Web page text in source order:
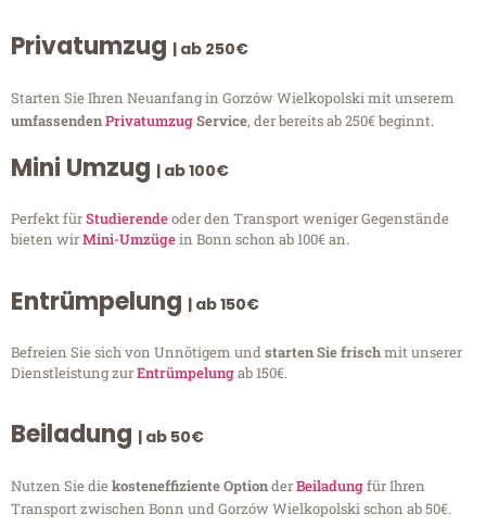
Privatumzug | ab 250€
Starten Sie Ihren Neuanfang in Gorzów Wielkopolski mit unserem
umfassendenPrivatumzugService, der bereits ab 250€ beginnt.
Mini Umzug | ab 100€
Perfekt fürStudierendeoder den Transport weniger Gegenstände
bieten wirMini-Umzügein Bonn schon ab 100€ an.
Entrümpelung | ab 150€
Befreien Sie sich von Unnötigem undstarten Sie frischmit unserer
Dienstleistung zurEntrümpelungab 150€.
Beiladung | ab 50€
Nutzen Sie diekosteneffiziente OptionderBeiladungfür Ihren
Transport zwischen Bonn und Gorzów Wielkopolski schon ab 50€.